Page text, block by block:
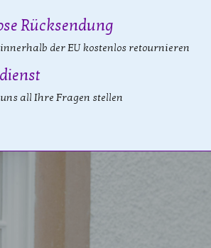
Rücksendung
der EU kostenlos retournieren
all Ihre Fragen stellen